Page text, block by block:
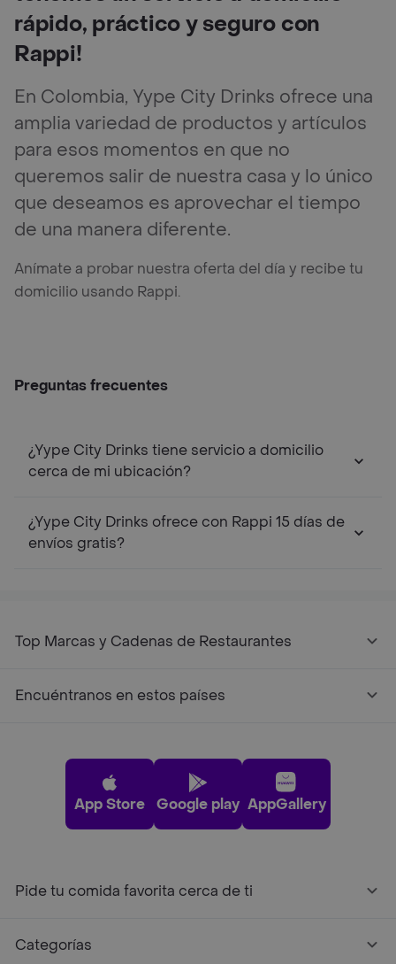
rápido, práctico y seguro con
Rappi!
En Colombia, Yype City Drinks ofrece una
amplia variedad de productos y artículos
para esos momentos en que no
queremos salir de nuestra casa y lo único
que deseamos es aprovechar el tiempo
de una manera diferente.
Anímate a probar nuestra oferta del día y recibe tu
domicilio usando Rappi.
Preguntas frecuentes
¿Yype City Drinks tiene servicio a domicilio
cerca de mi ubicación?
¿Yype City Drinks ofrece con Rappi 15 días de
envíos gratis?
Top Marcas y Cadenas de Restaurantes
Encuéntranos en estos países
App Store Google play AppGallery
Pide tu comida favorita cerca de ti
Categorías